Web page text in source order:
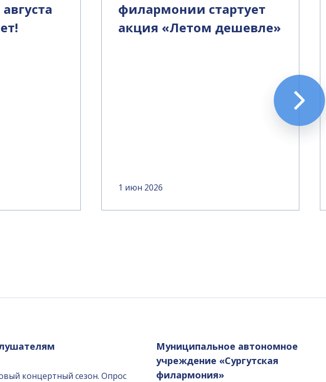
филармонии стартует
акция «Летом дешевле»
1 июн 2026
концертный сезон. Опрос
Муниципальное автономное
учреждение «Сургутская
филармония»